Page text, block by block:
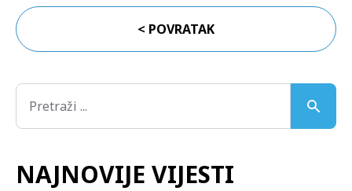
< POVRATAK
NAJNOVIJE VIJESTI